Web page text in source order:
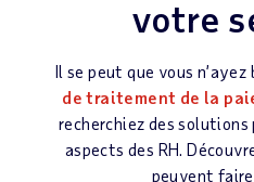
votre
Il se peut que vous n’ayez
de traitement de la
recherchiez des
aspects des RH.
peuvent